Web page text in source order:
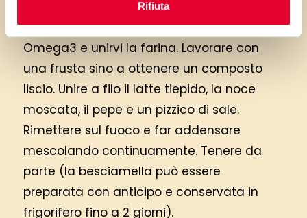
Rifiuta
A parte far sciogliere Vallé Omega3 su
fiamma dolce. Togliere dal fuoco Vallé
Omega3 e unirvi la farina. Lavorare con
una frusta sino a ottenere un composto
liscio. Unire a filo il latte tiepido, la noce
moscata, il pepe e un pizzico di sale.
Rimettere sul fuoco e far addensare
mescolando continuamente. Tenere da
parte (la besciamella può essere
preparata con anticipo e conservata in
frigorifero fino a 2 giorni).